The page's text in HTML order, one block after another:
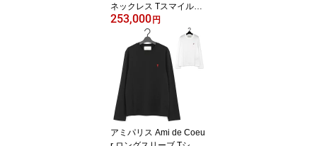
ネックレス Tスマイルペ
ンダント スモール 3518
9424 K18ホワイトゴー
ルド 【並行輸入品】
253,000円
アミパリス Ami de Coeu